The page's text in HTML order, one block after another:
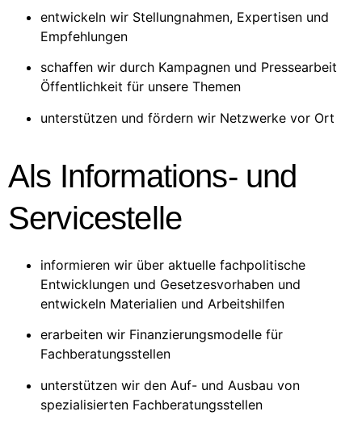
entwickeln wir Stellungnahmen, Expertisen und
Empfehlungen
schaffen wir durch Kampagnen und Pressearbeit
Öffentlichkeit für unsere Themen
unterstützen und fördern wir Netzwerke vor Ort
Als Informations- und
Servicestelle
informieren wir über aktuelle fachpolitische
Entwicklungen und Gesetzesvorhaben und
entwickeln Materialien und Arbeitshilfen
erarbeiten wir Finanzierungsmodelle für
Fachberatungsstellen
unterstützen wir den Auf- und Ausbau von
spezialisierten Fachberatungsstellen